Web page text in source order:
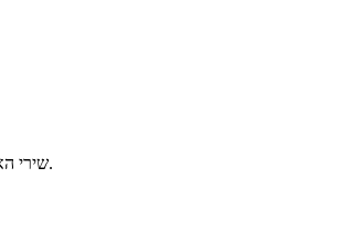
שירי האהבה הגדולים משנות ה-90. כל יום שלישי, מ-2 בלילה ועד אור הבוקר.